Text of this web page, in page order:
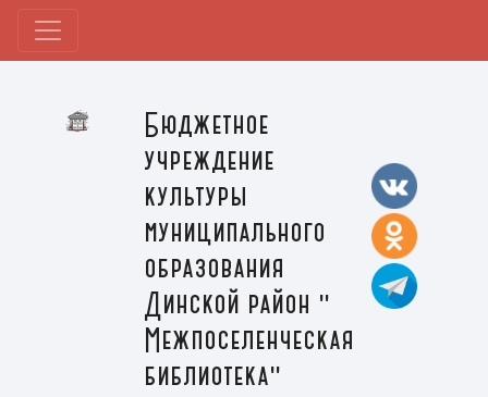
Бюджетное
учреждение
культуры
муниципального
образования
Динской район "
Межпоселенческая
библиотека"